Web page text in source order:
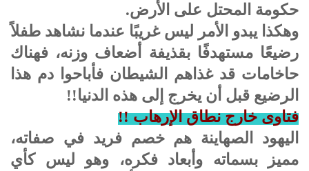
حكومة المحتل على الأرض.
وهكذا يبدو الأمر ليس غريبًا عندما نشاهد طفلاً
رضيعًا مستهدفًا بقذيفة أضعاف وزنه، فهناك
حاخامات قد غذاهم الشيطان فأباحوا دم هذا
الرضيع قبل أن يخرج إلى هذه الدنيا!!
فتاوى خارج نطاق الإرهاب !!
اليهود الصهاينة هم خصم فريد في صفاته،
مميز بسماته وأبعاد فكره، وهو ليس كأي